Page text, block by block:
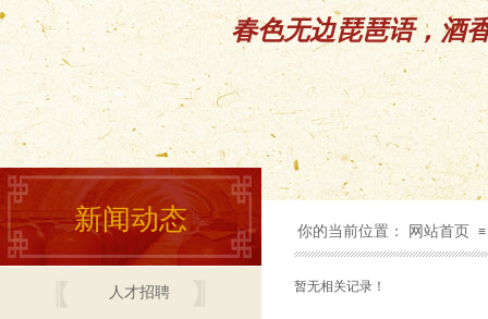
春色无边琵琶语，酒
新闻动态 你的当前位置： 网站首页 ≡
人才招聘 暂无相关记录！